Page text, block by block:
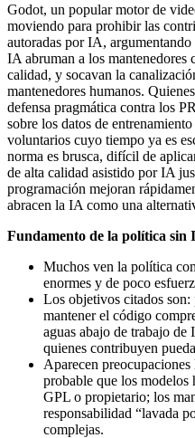
Godot, un popular motor de
moviendo para prohibir las
autoradas por IA,
IA abruman a los mantenedores
calidad, y socavan la
mantenedores humanos.
defensa pragmática contra los
sobre los datos de
voluntarios cuyo tiempo ya es
norma es brusca, difícil de
de alta calidad asistido por IA
programación mejoran
abracen la IA como una
Fundamento de la política sin
Muchos ven la política
enormes y de poco
Los objetivos citados
mantener el código
aguas abajo de trabajo
quienes contribuyen
Aparecen
probable que los modelos
GPL o propietario; los
responsabilidad “lavada
complejas.